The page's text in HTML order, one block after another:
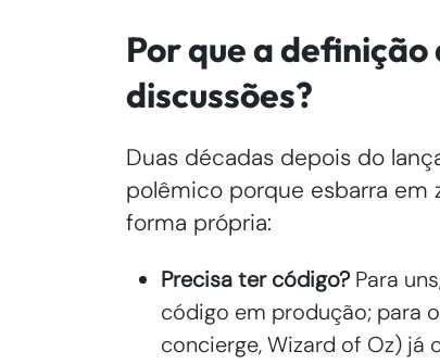
Por que a
discussões?
Duas décadas depois do
polêmico porque esbarra
forma própria:
Precisa ter código?Para
código em produção; para
concierge, Wizard of Oz) já